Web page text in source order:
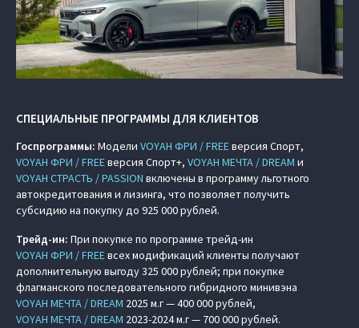
СПЕЦИАЛЬНЫЕ ПРОГРАММЫ ДЛЯ КЛИЕНТОВ
Госпрограммы: Модели VOYAH ФРИ / FREEверсия Спорт,
VOYAH ФРИ / FREEверсия Спорт+, VOYAH МЕЧТА / DREAM и
VOYAH СТРАСТЬ / PASSION включены в программу льготного
автокредитования и лизинга, что позволяет получить
субсидию на покупку до 925 000 рублей.
Трейд-ин: При покупке по программе трейд-ин
VOYAH ФРИ / FREEвсех модификаций клиенты получают
дополнительную выгоду 325 000 рублей; при покупке
флагманского последовательного гибридного минивэна
VOYAH МЕЧТА / DREAM 2025 м.г — 400 000 рублей,
VOYAH МЕЧТА / DREAM 2023-2024 м.г — 700 000 рублей.